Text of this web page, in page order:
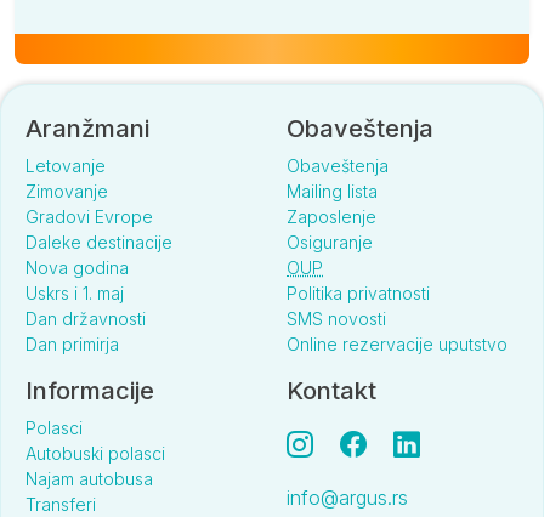
Aranžmani
Letovanje
Zimovanje
Gradovi Evrope
Daleke destinacije
Nova godina
Uskrs i 1. maj
Dan državnosti
Dan primirja
Obaveštenja
Obaveštenja
Mailing lista
Zaposlenje
Osiguranje
OUP
Politika privatnosti
SMS novosti
Online rezervacije uputstvo
Informacije
Polasci
Autobuski polasci
Najam autobusa
Transferi
Kontakt
info@argus.rs